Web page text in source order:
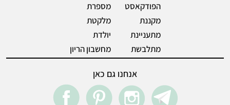
הפודקאסט
מקננת
מתעניינת
מתלבשת
מספרת
מלקטת
יולדת
מחשבון הריון
אנחנו גם כאן
Telegram
instegram
pintrest